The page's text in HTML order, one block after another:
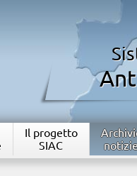
Il progetto
SIAC